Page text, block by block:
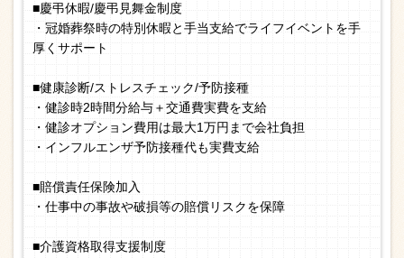
■慶弔休暇/慶弔見舞金制度
・冠婚葬祭時の特別休暇と手当支給でライフイベントを手
厚くサポート
■健康診断/ストレスチェック/予防接種
・健診時2時間分給与＋交通費実費を支給
・健診オプション費用は最大1万円まで会社負担
・インフルエンザ予防接種代も実費支給
■賠償責任保険加入
・仕事中の事故や破損等の賠償リスクを保障
■介護資格取得支援制度